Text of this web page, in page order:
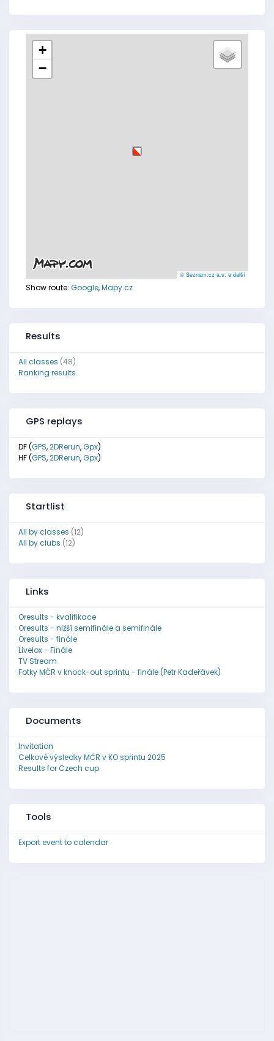
+
−
© Seznam.cz a.s. a další
Show route: Google,Mapy.cz
Results
All classes (48)
Ranking results
GPS replays
DF (GPS, 2DRerun, Gpx)
HF (GPS, 2DRerun, Gpx)
Startlist
All by classes (12)
All by clubs (12)
Links
Oresults - kvalifikace
Oresults - nižší semifinále a semifinále
Oresults - finále
Livelox - Finále
TV Stream
Fotky MČR v knock-out sprintu - finále (Petr Kadeřávek)
Documents
Invitation
Celkové výsledky MČR v KO sprintu 2025
Results for Czech cup
Tools
Export event to calendar